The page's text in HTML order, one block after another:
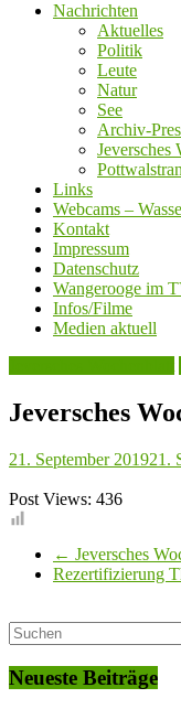
Nachrichten
Aktuelles
Politik
Leute
Natur
See
Archiv-
Jeversches
Links
Webcams –
Kontakt
Impressum
Datenschutz
Wangerooge im
Infos/Filme
Medien aktuell
Jeversches
21. September 201921.
Post Views: 436
← Jeversches
Rezertifizierung
Neueste Beiträge